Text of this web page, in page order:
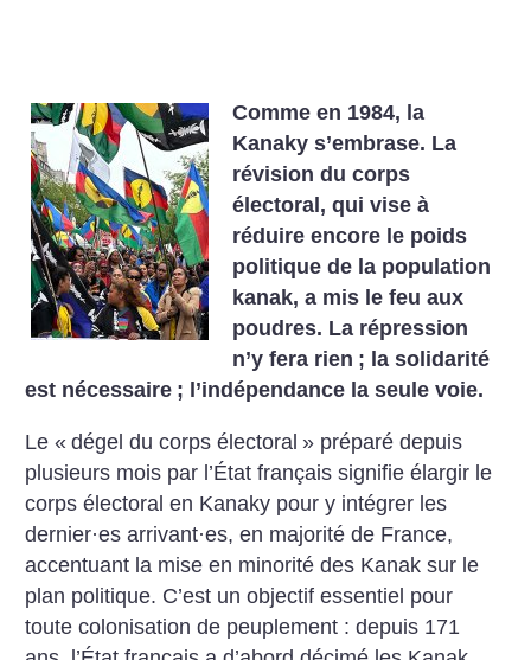
Comme en 1984, la
Kanaky s’embrase. La
révision du corps
électoral, qui vise à
réduire encore le poids
politique de la population
kanak, a mis le feu aux
poudres. La répression
n’y fera rien ; la solidarité
est nécessaire ; l’indépendance la seule voie.
Le « dégel du corps électoral » préparé depuis
plusieurs mois par l’État français signifie élargir le
corps électoral en Kanaky pour y intégrer les
dernier·es arrivant·es, en majorité de France,
accentuant la mise en minorité des Kanak sur le
plan politique. C’est un objectif essentiel pour
toute colonisation de peuplement : depuis 171